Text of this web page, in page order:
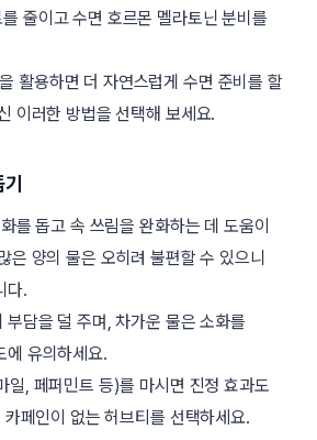
줄이고 수면 호르몬 멜라토닌 분비를
활용하면 더 자연스럽게 수면 준비를 할
이러한 방법을 선택해 보세요.
기
를 돕고 속 쓰림을 완화하는 데 도움이
은 양의 물은 오히려 불편할 수 있으니
다.
부담을 덜 주며, 차가운 물은 소화를
에 유의하세요.
일, 페퍼민트 등)를 마시면 진정 효과도
페인이 없는 허브티를 선택하세요.